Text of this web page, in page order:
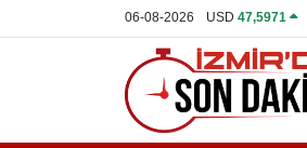
06-08-2026 USD47,5971
İHBAR HATTI
İzmir Nöbetçi Eczaneler
İzmir Hava Durumu